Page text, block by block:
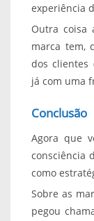
experiência
Outra coisa
marca tem,
dos clientes
já com uma
Conclusão
Agora que
consciência
como
Sobre as
pegou